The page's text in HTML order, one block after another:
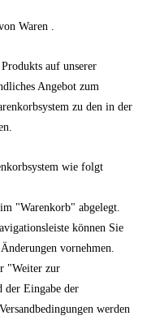
Waren .
auf unserer
Angebot zum
zu den in der
wie folgt
"Warenkorb" abgelegt.
können Sie
vornehmen.
"Weiter zur
der Eingabe der
werden